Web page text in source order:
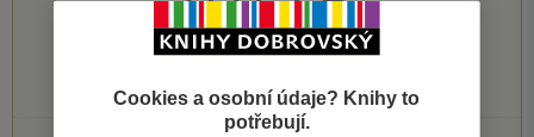
hodnocení čtenářů
Cookies a osobní údaje? Knihy to
potřebují.